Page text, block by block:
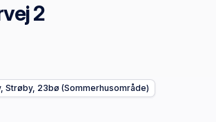
2
Strøby, 23bø (Sommerhusområde)